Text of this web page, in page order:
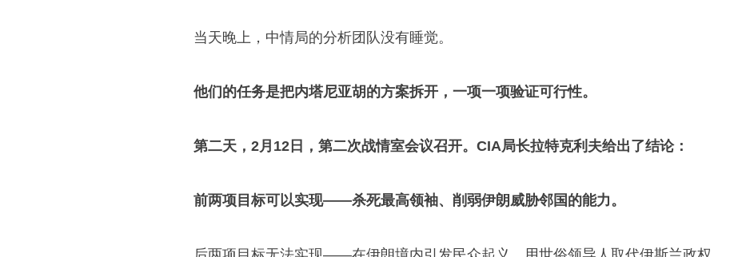
当天晚上，中情局的分析团队没有睡觉。
他们的任务是把内塔尼亚胡的方案拆开，一项一项验证可行性。
第二天，2月12日，第二次战情室会议召开。CIA局长拉特克利夫给出了结论：
前两项目标可以实现——杀死最高领袖、削弱伊朗威胁邻国的能力。